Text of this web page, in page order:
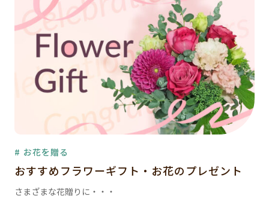
# お花を贈る
おすすめフラワーギフト・お花のプレゼント
さまざまな花贈りに・・・